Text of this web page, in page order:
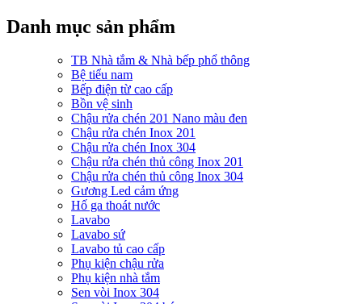
Danh mục sản phẩm
TB Nhà tắm & Nhà bếp phổ thông
Bệ tiểu nam
Bếp điện từ cao cấp
Bồn vệ sinh
Chậu rửa chén 201 Nano màu đen
Chậu rửa chén Inox 201
Chậu rửa chén Inox 304
Chậu rửa chén thủ công Inox 201
Chậu rửa chén thủ công Inox 304
Gương Led cảm ứng
Hố ga thoát nước
Lavabo
Lavabo sứ
Lavabo tủ cao cấp
Phụ kiện chậu rửa
Phụ kiện nhà tắm
Sen vòi Inox 304